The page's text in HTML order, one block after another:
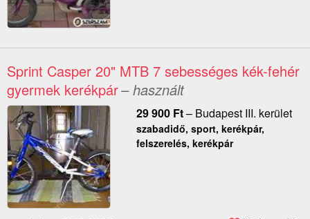
Sprint Casper 20" MTB 7 sebességes kék-fehér
gyermek kerékpár– használt
29 900 Ft– Budapest III. kerület
szabadidő, sport, kerékpár,
felszerelés, kerékpár